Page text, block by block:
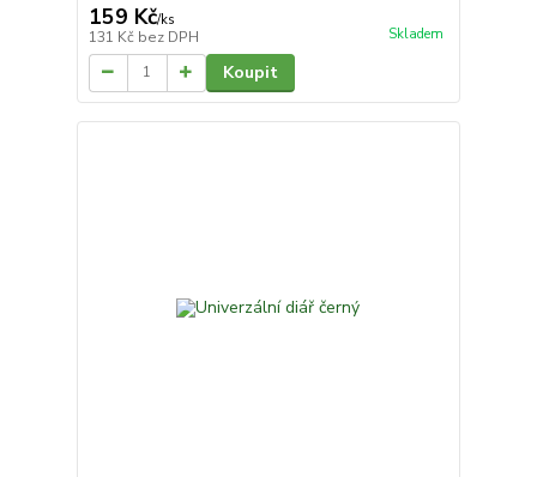
159 Kč/ks
131 Kč bez DPH Skladem
Koupit